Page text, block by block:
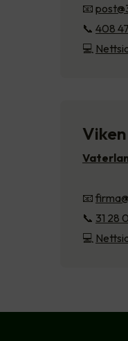
📧
📞 408
💻
📧
📞 31 28
💻